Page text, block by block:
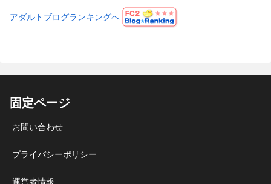
アダルトブログランキングへ
固定ページ
お問い合わせ
プライバシーポリシー
運営者情報